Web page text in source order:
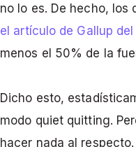
no lo es. De hecho, los
el artículo de Gallup
menos el 50% de la
Dicho esto,
modo quiet quitting.
hacer nada al